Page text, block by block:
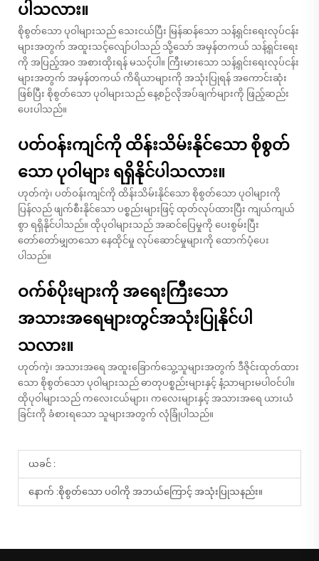
ပါသလား။
စိုစွတ်သော ပုဝါများသည် သေးငယ်ပြီး မြန်ဆန်သော သန့်ရှင်းရေးလုပ်ငန်း
များအတွက် အထူးသင့်လျော်ပါသည် သို့သော် အမှန်တကယ် သန့်ရှင်းရေး
ကို အပြည့်အဝ အစားထိုးရန် မသင့်ပါ။ ကြီးမားသော သန့်ရှင်းရေးလုပ်ငန်း
များအတွက် အမှန်တကယ် ကိရိယာများကို အသုံးပြုရန် အကောင်းဆုံး
ဖြစ်ပြီး စိုစွတ်သော ပုဝါများသည် နေ့စဉ်လိုအပ်ချက်များကို ဖြည့်ဆည်း
ပေးပါသည်။
ပတ်ဝန်းကျင်ကို ထိန်းသိမ်းနိုင်သော စိုစွတ်
သော ပုဝါများ ရရှိနိုင်ပါသလား။
ဟုတ်ကဲ့၊ ပတ်ဝန်းကျင်ကို ထိန်းသိမ်းနိုင်သော စိုစွတ်သော ပုဝါများကို
ပြန်လည် ဖျက်စီးနိုင်သော ပစ္စည်းများဖြင့် ထုတ်လုပ်ထားပြီး ကျယ်ကျယ်
စွာ ရရှိနိုင်ပါသည်။ ထိုပုဝါများသည် အဆင်ပြေမှုကို ပေးစွမ်းပြီး
တော်တော်မျှတသော နေထိုင်မှု လုပ်ဆောင်မှုများကို ထောက်ပံ့ပေး
ပါသည်။
ဝက်စ်ပိုးများကို အရေးကြီးသော
အသားအရေများတွင်အသုံးပြုနိုင်ပါ
သလား။
ဟုတ်ကဲ့၊ အသားအရေ အထူးခြောက်သွေ့သူများအတွက် ဒီဇိုင်းထုတ်ထား
သော စိုစွတ်သော ပုဝါများသည် ဓာတုပစ္စည်းများနှင့် နံ့သာများမပါဝင်ပါ။
ထိုပုဝါများသည် ကလေးငယ်များ၊ ကလေးများနှင့် အသားအရေ ယားယံ
ခြင်းကို ခံစားရသော သူများအတွက် လုံခြုံပါသည်။
ယခင် :
နောက် :စိုစွတ်သော ပဝါကို အဘယ်ကြောင့် အသုံးပြုသနည်း။